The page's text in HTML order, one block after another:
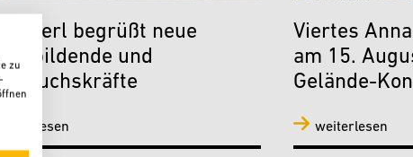
Verl begrüßt neue
und
weiterlesen
Viertes
am 15.
Gelände-
weiterlesen
zu